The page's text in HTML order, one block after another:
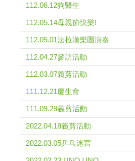
112.06.12狗醫生
112.05.14母親節快樂!
112.05.01法拉漢樂團演奏
112.04.27參訪活動
112.03.07義剪活動
111.12.21慶生會
111.09.29義剪活動
2022.04.18義剪活動
2022.03.05乒乓迷宮